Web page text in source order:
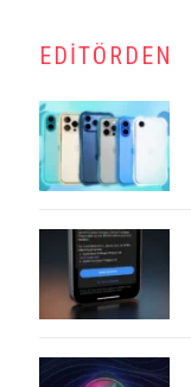
EDITÖRDEN